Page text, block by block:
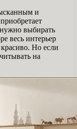
и
выбирать
весь интерьер
Но если
на